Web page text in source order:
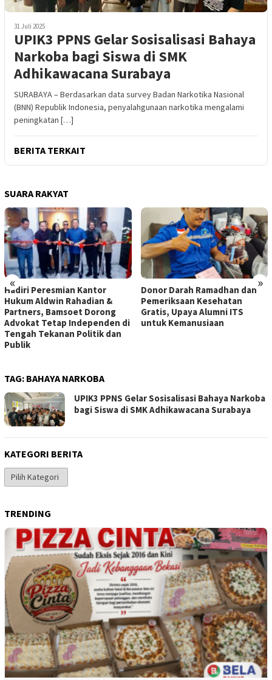
31 Juli 2025
UPIK3 PPNS Gelar Sosisalisasi Bahaya
Narkoba bagi Siswa di SMK
Adhikawacana Surabaya
SURABAYA – Berdasarkan data survey Badan Narkotika Nasional
(BNN) Republik Indonesia, penyalahgunaan narkotika mengalami
peningkatan […]
BERITA TERKAIT
SUARA RAKYAT
« »
Hadiri Peresmian Kantor
Hukum Aldwin Rahadian &
Partners, Bamsoet Dorong
Advokat Tetap Independen di
Tengah Tekanan Politik dan
Publik
Donor Darah Ramadhan dan
Pemeriksaan Kesehatan
Gratis, Upaya Alumni ITS
untuk Kemanusiaan
TAG: BAHAYA NARKOBA
UPIK3 PPNS Gelar Sosisalisasi Bahaya Narkoba
bagi Siswa di SMK Adhikawacana Surabaya
KATEGORI BERITA
Kategori
Berita
TRENDING